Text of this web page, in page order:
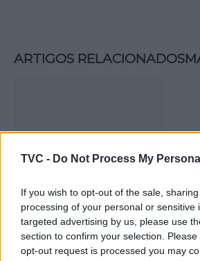
TVC - Do Not Process My
If you wish to opt-out of the sale,
processing of your personal or sensitive
targeted advertising by us, please use
section to confirm your selection.
opt-out request is processed you may
ARTIGOS RELACIONADOS
Beira Interior – Vinhos &
celebra 10 anos e afirma
capital da